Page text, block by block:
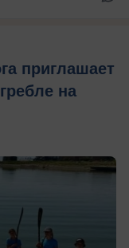
приглашает
на